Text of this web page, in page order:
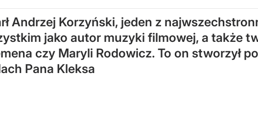
Andrzej Korzyński, jeden z
jako autor muzyki filmowej, a także
czy Maryli Rodowicz. To on stworzył
Pana Kleksa